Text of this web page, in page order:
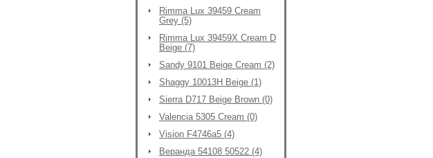
Rimma Lux 39459 Cream
Grey (5)
Rimma Lux 39459X Cream D
Beige (7)
Sandy 9101 Beige Cream (2)
Shaggy 10013H Beige (1)
Sierra D717 Beige Brown (0)
Valencia 5305 Cream (0)
Vision F4746a5 (4)
Веранда 54108 50522 (4)